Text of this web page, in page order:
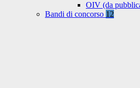
OIV (da
Bandi di concorso 12